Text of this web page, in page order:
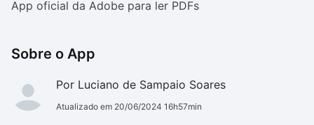
App oficial da Adobe para ler PDFs
Sobre o App
Por Luciano de Sampaio Soares
Atualizado em 20/06/2024 16h57min